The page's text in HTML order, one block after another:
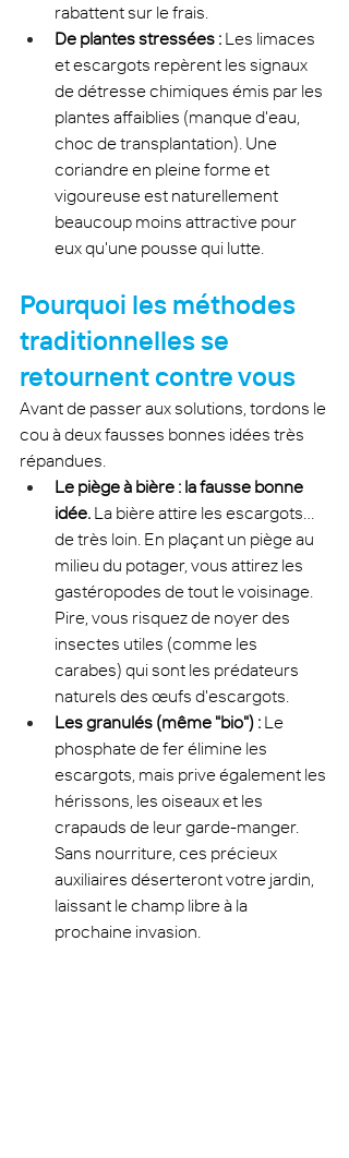
rabattent sur le frais.
De plantes stressées : Les limaces
et escargots repèrent les signaux
de détresse chimiques émis par les
plantes affaiblies (manque d'eau,
choc de transplantation). Une
coriandre en pleine forme et
vigoureuse est naturellement
beaucoup moins attractive pour
eux qu'une pousse qui lutte.
Pourquoi les méthodes
traditionnelles se
retournent contre vous
Avant de passer aux solutions, tordons le
cou à deux fausses bonnes idées très
répandues.
Le piège à bière : la fausse bonne
idée. La bière attire les escargots...
de très loin. En plaçant un piège au
milieu du potager, vous attirez les
gastéropodes de tout le voisinage.
Pire, vous risquez de noyer des
insectes utiles (comme les
carabes) qui sont les prédateurs
naturels des œufs d'escargots.
Les granulés (même "bio") : Le
phosphate de fer élimine les
escargots, mais prive également les
hérissons, les oiseaux et les
crapauds de leur garde-manger.
Sans nourriture, ces précieux
auxiliaires déserteront votre jardin,
laissant le champ libre à la
prochaine invasion.